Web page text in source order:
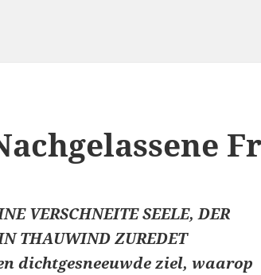
VERSCHNEITE SEELE, DER
THAUWIND ZUREDET
dichtgesneeuwde ziel, waarop